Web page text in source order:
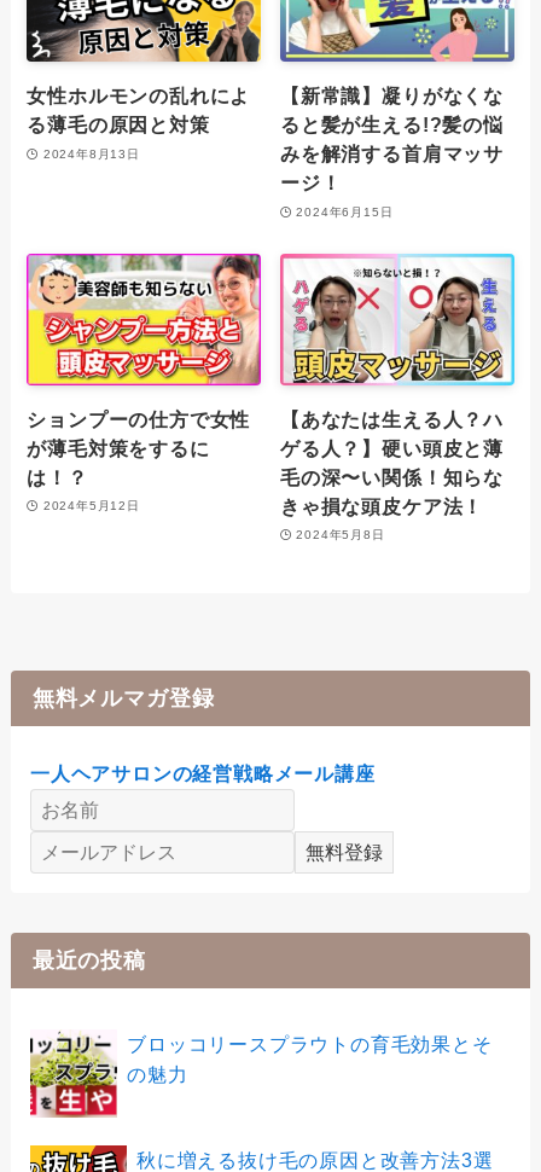
女性ホルモンの乱れによ
る薄毛の原因と対策
2024年8月13日
【新常識】凝りがなくな
ると髪が生える!?髪の悩
みを解消する首肩マッサ
ージ！
2024年6月15日
ションプーの仕方で女性
が薄毛対策をするに
は！？
2024年5月12日
【あなたは生える人？ハ
ゲる人？】硬い頭皮と薄
毛の深〜い関係！知らな
きゃ損な頭皮ケア法！
2024年5月8日
無料メルマガ登録
一人ヘアサロンの経営戦略メール講座
最近の投稿
ブロッコリースプラウトの育毛効果とそ
の魅力
秋に増える抜け毛の原因と改善方法3選